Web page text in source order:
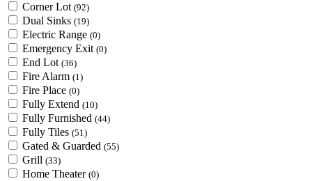
Corner Lot (92)
Dual Sinks (19)
Electric Range (0)
Emergency Exit (0)
End Lot (36)
Fire Alarm (1)
Fire Place (0)
Fully Extend (10)
Fully Furnished (44)
Fully Tiles (51)
Gated & Guarded (55)
Grill (33)
Home Theater (0)